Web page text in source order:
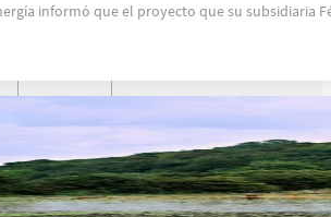
informó que el proyecto que su subsidiaria